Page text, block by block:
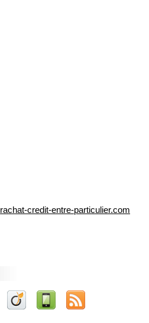
rachat-credit-entre-particulier.com